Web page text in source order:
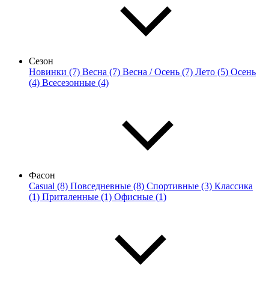
Сезон
Новинки (7) Весна (7) Весна / Осень (7) Лето (5) Осень
(4) Всесезонные (4)
Фасон
Casual (8) Повседневные (8) Спортивные (3) Классика
(1) Приталенные (1) Офисные (1)